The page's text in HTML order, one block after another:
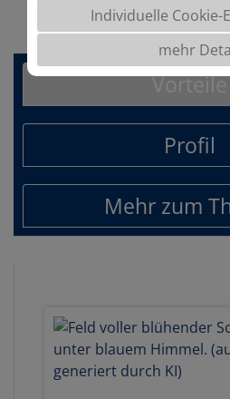
SOPHIA CL
Vorteile
Profil
Mehr zum
Individuelle Cookie-
mehr